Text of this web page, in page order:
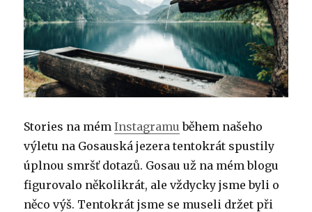
Stories na mémInstagramu během našeho
výletu na Gosauská jezera tentokrát spustily
úplnou smršť dotazů. Gosau už na mém blogu
figurovalo několikrát, ale vždycky jsme byli o
něco výš. Tentokrát jsme se museli držet při